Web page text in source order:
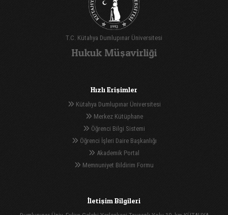
T.C. Kütahya Dumlupınar Üniversitesi
Hukuk Müşavirliği
Hızlı Erişimler
Kütahya Dumlupınar Üniversitesi
Merkez Kütüphane
Öğrenci Bilgi Sistemi
Öğrenci İşleri Daire Başkanlığı
Akademik Portal
Memnuniyet Bildirim Formu
İletişim Bilgileri